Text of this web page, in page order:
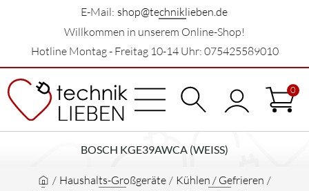
E-Mail: shop@techniklieben.de
Willkommen in unserem Online-Shop!
Hotline Montag - Freitag 10-14 Uhr: 075425589010
0
BOSCH KGE39AWCA (WEISS)
/ Haushalts-Großgeräte / Kühlen / Gefrieren /